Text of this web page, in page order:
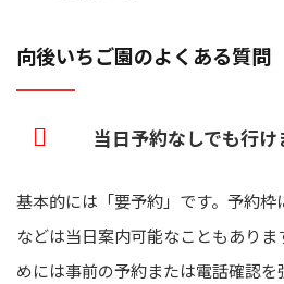
向後いちご園のよくある質問
当日予約なしでも行け
基本的には「要予約」です。予約枠
などは当日案内可能なこともあり
めには事前の予約または電話確認を